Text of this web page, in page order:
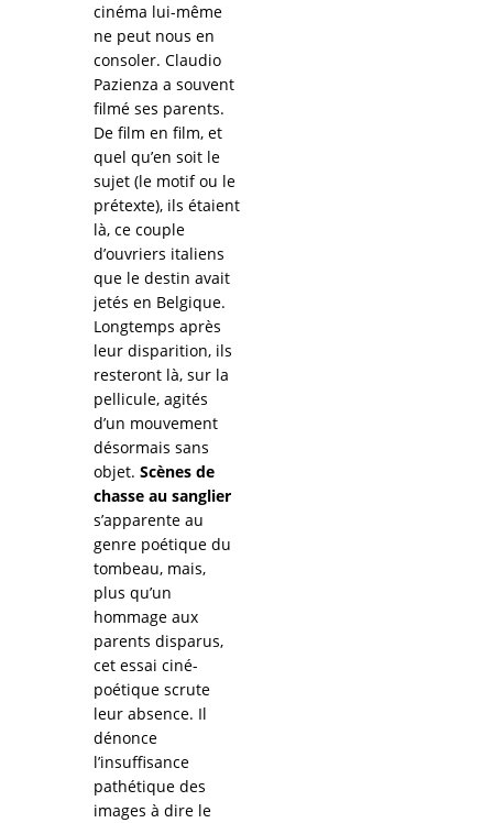
cinéma lui-même
ne peut nous en
consoler. Claudio
Pazienza a souvent
filmé ses parents.
De film en film, et
quel qu’en soit le
sujet (le motif ou le
prétexte), ils étaient
là, ce couple
d’ouvriers italiens
que le destin avait
jetés en Belgique.
Longtemps après
leur disparition, ils
resteront là, sur la
pellicule, agités
d’un mouvement
désormais sans
objet. Scènes de
chasse au sanglier
s’apparente au
genre poétique du
tombeau, mais,
plus qu’un
hommage aux
parents disparus,
cet essai ciné-
poétique scrute
leur absence. Il
dénonce
l’insuffisance
pathétique des
images à dire le